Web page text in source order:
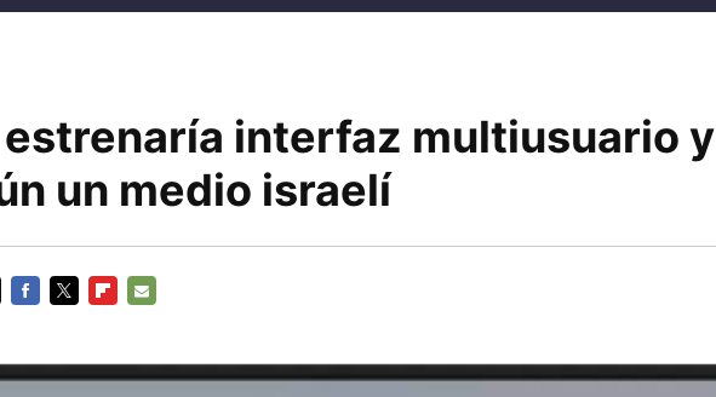
estrenaría interfaz multiusuario y
un medio israelí